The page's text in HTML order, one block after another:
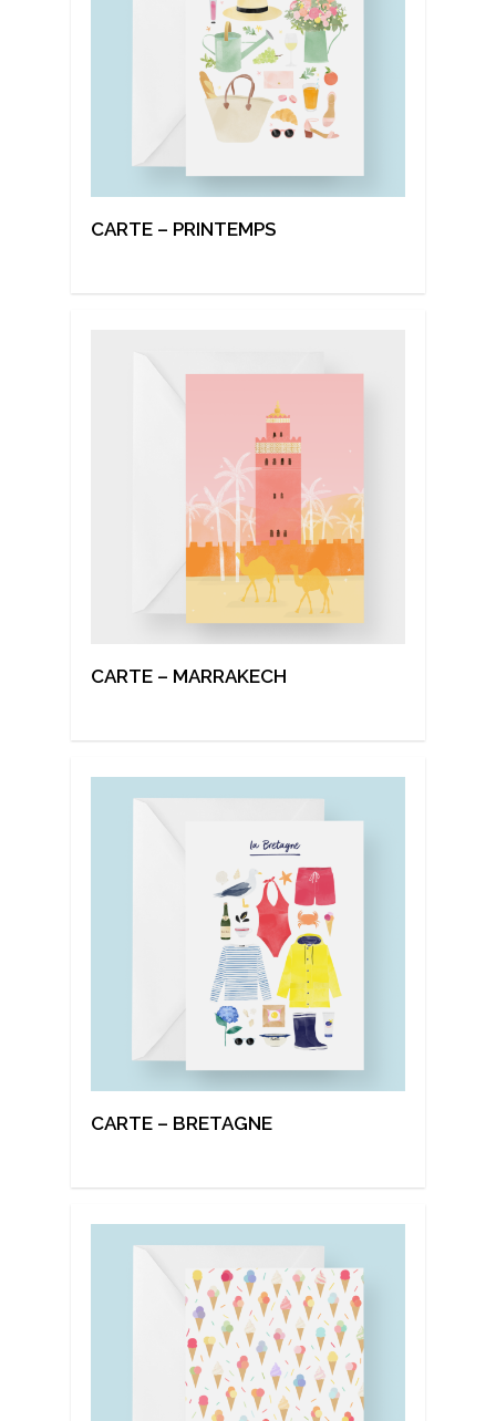
CARTE – PRINTEMPS
CARTE – MARRAKECH
CARTE – BRETAGNE